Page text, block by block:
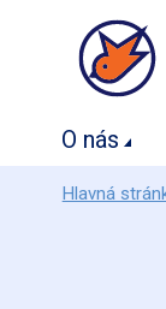
O nás
Hlavná